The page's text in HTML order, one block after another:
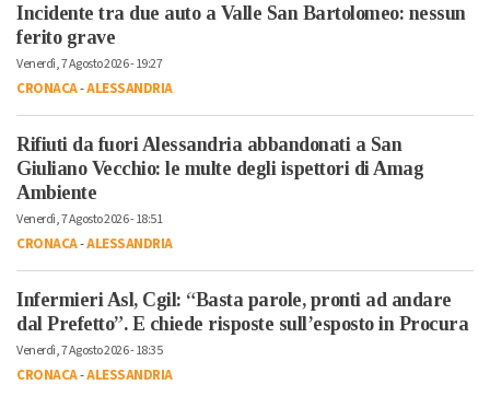
Incidente tra due auto a Valle San Bartolomeo: nessun
ferito grave
Venerdì, 7 Agosto 2026 - 19:27
CRONACA-ALESSANDRIA
Rifiuti da fuori Alessandria abbandonati a San
Giuliano Vecchio: le multe degli ispettori di Amag
Ambiente
Venerdì, 7 Agosto 2026 - 18:51
CRONACA-ALESSANDRIA
Infermieri Asl, Cgil: “Basta parole, pronti ad andare
dal Prefetto”. E chiede risposte sull’esposto in Procura
Venerdì, 7 Agosto 2026 - 18:35
CRONACA-ALESSANDRIA